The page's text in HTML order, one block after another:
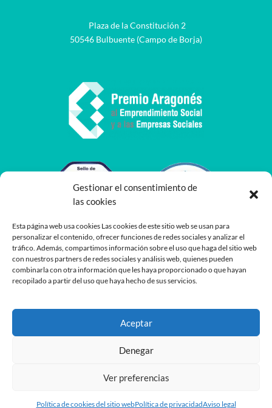
Gestionar el consentimiento de
las cookies
Esta página web usa cookies Las cookies de este sitio web se usan para
personalizar el contenido, ofrecer funciones de redes sociales y analizar el
tráfico. Además, compartimos información sobre el uso que haga del sitio web
con nuestros partners de redes sociales y análisis web, quienes pueden
combinarla con otra información que les haya proporcionado o que hayan
recopilado a partir del uso que haya hecho de sus servicios.
Aceptar
Denegar
Ver preferencias
Política de cookies del sitio webPolítica de privacidadAviso legal
Plaza de la Constitución 2
50546 Bulbuente (Campo de Borja)
Desarrollado porPlaneayOshito